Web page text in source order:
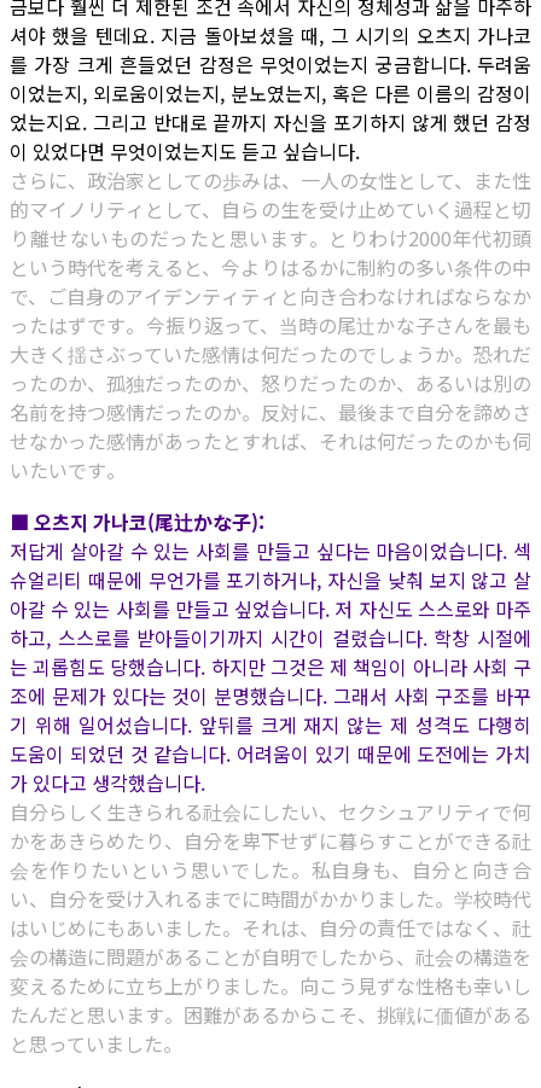
금보다 훨씬 더 제한된 조건 속에서 자신의 정체성과 삶을 마주하
셔야 했을 텐데요. 지금 돌아보셨을 때, 그 시기의 오츠지 가나코
를 가장 크게 흔들었던 감정은 무엇이었는지 궁금합니다. 두려움
이었는지, 외로움이었는지, 분노였는지, 혹은 다른 이름의 감정이
었는지요. 그리고 반대로 끝까지 자신을 포기하지 않게 했던 감정
이 있었다면 무엇이었는지도 듣고 싶습니다.
さらに、政治家としての歩みは、一人の女性として、また性
的マイノリティとして、自らの生を受け止めていく過程と切
り離せないものだったと思います。とりわけ2000年代初頭
という時代を考えると、今よりはるかに制約の多い条件の中
で、ご自身のアイデンティティと向き合わなければならなか
ったはずです。今振り返って、当時の尾辻かな子さんを最も
大きく揺さぶっていた感情は何だったのでしょうか。恐れだ
ったのか、孤独だったのか、怒りだったのか、あるいは別の
名前を持つ感情だったのか。反対に、最後まで自分を諦めさ
せなかった感情があったとすれば、それは何だったのかも伺
いたいです。
■ 오츠지 가나코(尾辻かな子):
저답게 살아갈 수 있는 사회를 만들고 싶다는 마음이었습니다. 섹
슈얼리티 때문에 무언가를 포기하거나, 자신을 낮춰 보지 않고 살
아갈 수 있는 사회를 만들고 싶었습니다. 저 자신도 스스로와 마주
하고, 스스로를 받아들이기까지 시간이 걸렸습니다. 학창 시절에
는 괴롭힘도 당했습니다. 하지만 그것은 제 책임이 아니라 사회 구
조에 문제가 있다는 것이 분명했습니다. 그래서 사회 구조를 바꾸
기 위해 일어섰습니다. 앞뒤를 크게 재지 않는 제 성격도 다행히
도움이 되었던 것 같습니다. 어려움이 있기 때문에 도전에는 가치
가 있다고 생각했습니다.
自分らしく生きられる社会にしたい、セクシュアリティで何
かをあきらめたり、自分を卑下せずに暮らすことができる社
会を作りたいという思いでした。私自身も、自分と向き合
い、自分を受け入れるまでに時間がかかりました。学校時代
はいじめにもあいました。それは、自分の責任ではなく、社
会の構造に問題があることが自明でしたから、社会の構造を
変えるために立ち上がりました。向こう見ずな性格も幸いし
たんだと思います。困難があるからこそ、挑戦に価値がある
と思っていました。